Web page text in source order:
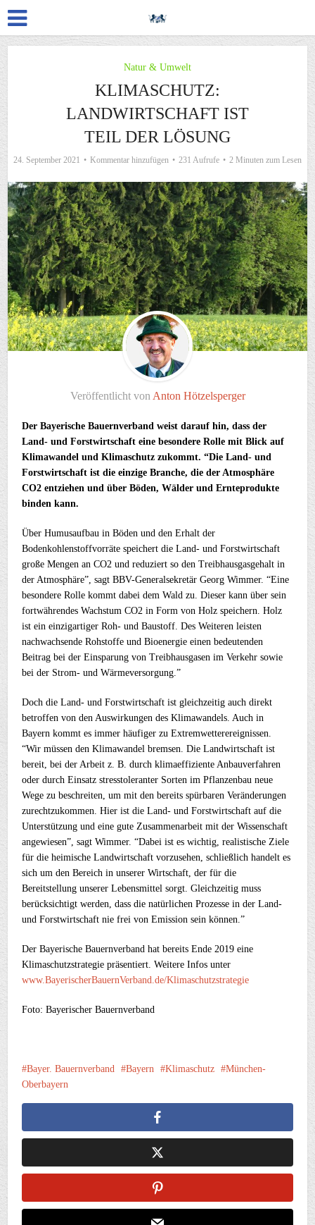
Natur & Umwelt
KLIMASCHUTZ:
LANDWIRTSCHAFT IST
TEIL DER LÖSUNG
24. September 2021 Kommentar hinzufügen 231 Aufrufe 2 Minuten zum Lesen
Veröffentlicht von Anton Hötzelsperger
Der Bayerische Bauernverband weist darauf hin, dass der
Land- und Forstwirtschaft eine besondere Rolle mit Blick auf
Klimawandel und Klimaschutz zukommt. “Die Land- und
Forstwirtschaft ist die einzige Branche, die der Atmosphäre
CO2 entziehen und über Böden, Wälder und Ernteprodukte
binden kann.
Über Humusaufbau in Böden und den Erhalt der
Bodenkohlenstoffvorräte speichert die Land- und Forstwirtschaft
große Mengen an CO2 und reduziert so den Treibhausgasgehalt in
der Atmosphäre”, sagt BBV-Generalsekretär Georg Wimmer. “Eine
besondere Rolle kommt dabei dem Wald zu. Dieser kann über sein
fortwährendes Wachstum CO2 in Form von Holz speichern. Holz
ist ein einzigartiger Roh- und Baustoff. Des Weiteren leisten
nachwachsende Rohstoffe und Bioenergie einen bedeutenden
Beitrag bei der Einsparung von Treibhausgasen im Verkehr sowie
bei der Strom- und Wärmeversorgung.”
Doch die Land- und Forstwirtschaft ist gleichzeitig auch direkt
betroffen von den Auswirkungen des Klimawandels. Auch in
Bayern kommt es immer häufiger zu Extremwetterereignissen.
“Wir müssen den Klimawandel bremsen. Die Landwirtschaft ist
bereit, bei der Arbeit z. B. durch klimaeffiziente Anbauverfahren
oder durch Einsatz stresstoleranter Sorten im Pflanzenbau neue
Wege zu beschreiten, um mit den bereits spürbaren Veränderungen
zurechtzukommen. Hier ist die Land- und Forstwirtschaft auf die
Unterstützung und eine gute Zusammenarbeit mit der Wissenschaft
angewiesen”, sagt Wimmer. “Dabei ist es wichtig, realistische Ziele
für die heimische Landwirtschaft vorzusehen, schließlich handelt es
sich um den Bereich in unserer Wirtschaft, der für die
Bereitstellung unserer Lebensmittel sorgt. Gleichzeitig muss
berücksichtigt werden, dass die natürlichen Prozesse in der Land-
und Forstwirtschaft nie frei von Emission sein können.”
Der Bayerische Bauernverband hat bereits Ende 2019 eine
Klimaschutzstrategie präsentiert. Weitere Infos unter
www.BayerischerBauernVerband.de/Klimaschutzstrategie
Foto: Bayerischer Bauernverband
Bayer. Bauernverband Bayern Klimaschutz
München-
Oberbayern